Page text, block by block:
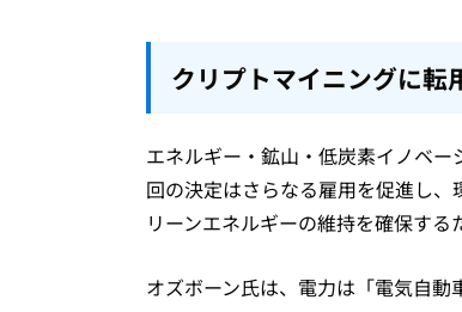
クリプトマイニングに転
エネルギー・鉱山・低炭素イノベ
回の決定はさらなる雇用を促進し
リーンエネルギーの維持を確保する
オズボーン氏は、電力は「電気自